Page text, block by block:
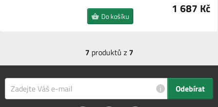
1 687 Kč
Do košíku
7 produktů z 7
i Odebírat